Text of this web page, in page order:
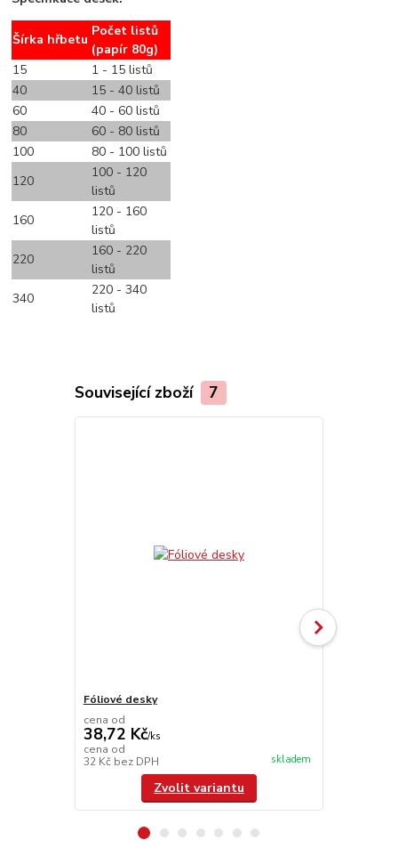
Šírka hřbetu
Počet listů
(papír 80g)
15
1 - 15 listů
40
15 - 40 listů
60
40 - 60 listů
80
60 - 80 listů
100
80 - 100 listů
120
100 - 120
listů
160
120 - 160
listů
220
160 - 220
listů
340
220 - 340
listů
Související zboží 7
Fóliové desky
cena od
38,72 Kč/ks
cena od
32 Kč bez DPH skladem
Zvolit variantu